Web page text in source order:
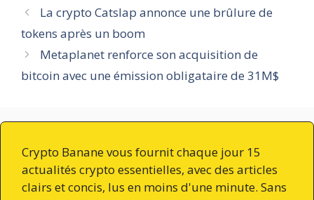
La crypto Catslap annonce une brûlure de
tokens après un boom
Metaplanet renforce son acquisition de
bitcoin avec une émission obligataire de 31M$
Crypto Banane vous fournit chaque jour 15
actualités crypto essentielles, avec des articles
clairs et concis, lus en moins d'une minute. Sans